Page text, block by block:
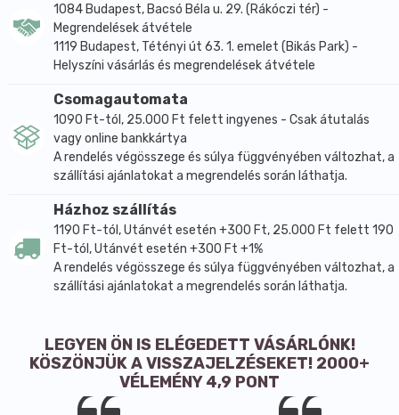
1084 Budapest, Bacsó Béla u. 29. (Rákóczi tér) -
Megrendelések átvétele
1119 Budapest, Tétényi út 63. 1. emelet (Bikás Park) -
Helyszíni vásárlás és megrendelések átvétele
Csomagautomata
1090 Ft-tól, 25.000 Ft felett ingyenes - Csak átutalás
vagy online bankkártya
A rendelés végösszege és súlya függvényében változhat, a
szállítási ajánlatokat a megrendelés során láthatja.
Házhoz szállítás
1190 Ft-tól, Utánvét esetén +300 Ft, 25.000 Ft felett 190
Ft-tól, Utánvét esetén +300 Ft +1%
A rendelés végösszege és súlya függvényében változhat, a
szállítási ajánlatokat a megrendelés során láthatja.
LEGYEN ÖN IS ELÉGEDETT VÁSÁRLÓNK!
KÖSZÖNJÜK A VISSZAJELZÉSEKET! 2000+
VÉLEMÉNY 4,9 PONT